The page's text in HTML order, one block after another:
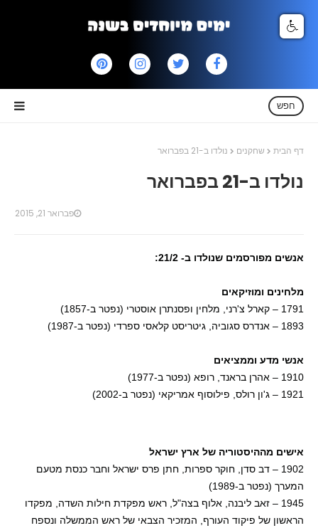
חפש
דף הבית שחקנים נולדו ב-21 בפברואר
נולדו ב-21 בפברואר
פברואר 21, 2015
אנשים מפורסמים שנולדו ב- 21/2:
מלחינים ומוזיקאים
1791 – קארל צ'רני, מלחין ופסנתרן אוסטרי (נפטר ב-1857)
1893 – אנדרס סגוביה, גיטריסט קלאסי ספרדי (נפטר ב-1987)
אנשי מדע וממציאים
1910 – אהרן בראנד, רופא (נפטר ב-1977)
1921 – ג'ון רולס, פילוסוף אמריקאי (נפטר ב-2002)
אישים מההיסטוריה של ארץ ישראל
1902 – דב סדן, חוקר ספרות, חתן פרס ישראל וחבר כנסת מטעם
המערך (נפטר ב-1989)
1945 – זאב ליבנה, אלוף בצה"ל, ראש מפקדת חילות השדה, מפקדו
הראשון של פיקוד העורף, המזכיר הצבאי של ראש הממשלה ונספח